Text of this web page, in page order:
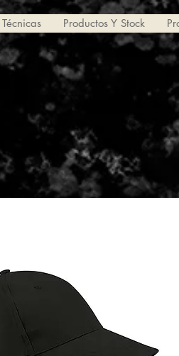
Técnicas Productos Y Stock